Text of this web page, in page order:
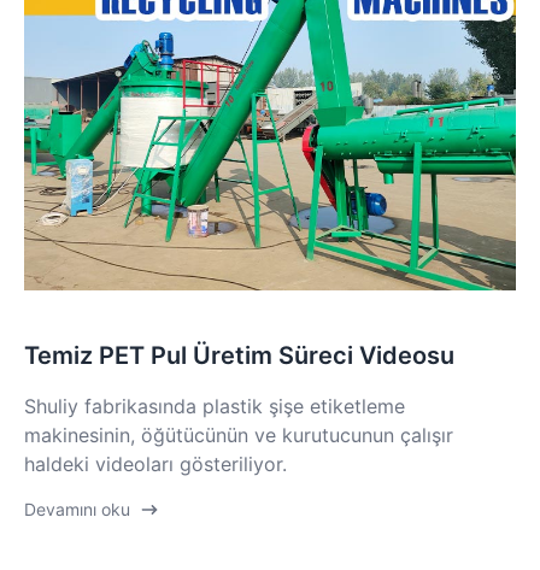
Temiz PET Pul Üretim Süreci Videosu
Shuliy fabrikasında plastik şişe etiketleme
makinesinin, öğütücünün ve kurutucunun çalışır
haldeki videoları gösteriliyor.
Devamını oku